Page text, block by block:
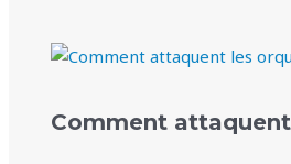
Comment